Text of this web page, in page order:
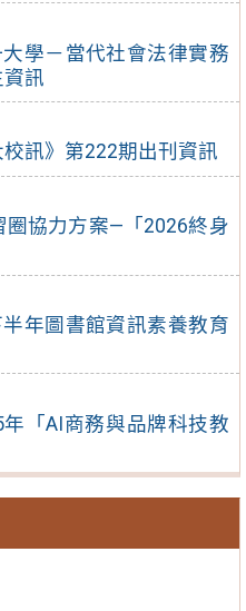
學－當代社會法律實務
訊
訊》第222期出刊資訊
協力方案—「2026終身
年圖書館資訊素養教育
「AI商務與品牌科技教